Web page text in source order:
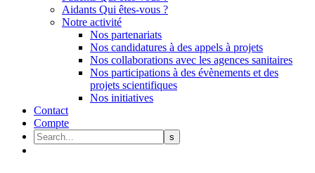
Aidants Qui êtes-vous ?
Notre activité
Nos partenariats
Nos candidatures à des appels à projets
Nos collaborations avec les agences sanitaires
Nos participations à des évènements et des
projets scientifiques
Nos initiatives
Contact
Compte